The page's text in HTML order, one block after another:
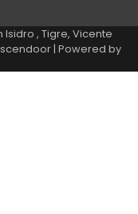
, Tigre, Vicente
| Powered by